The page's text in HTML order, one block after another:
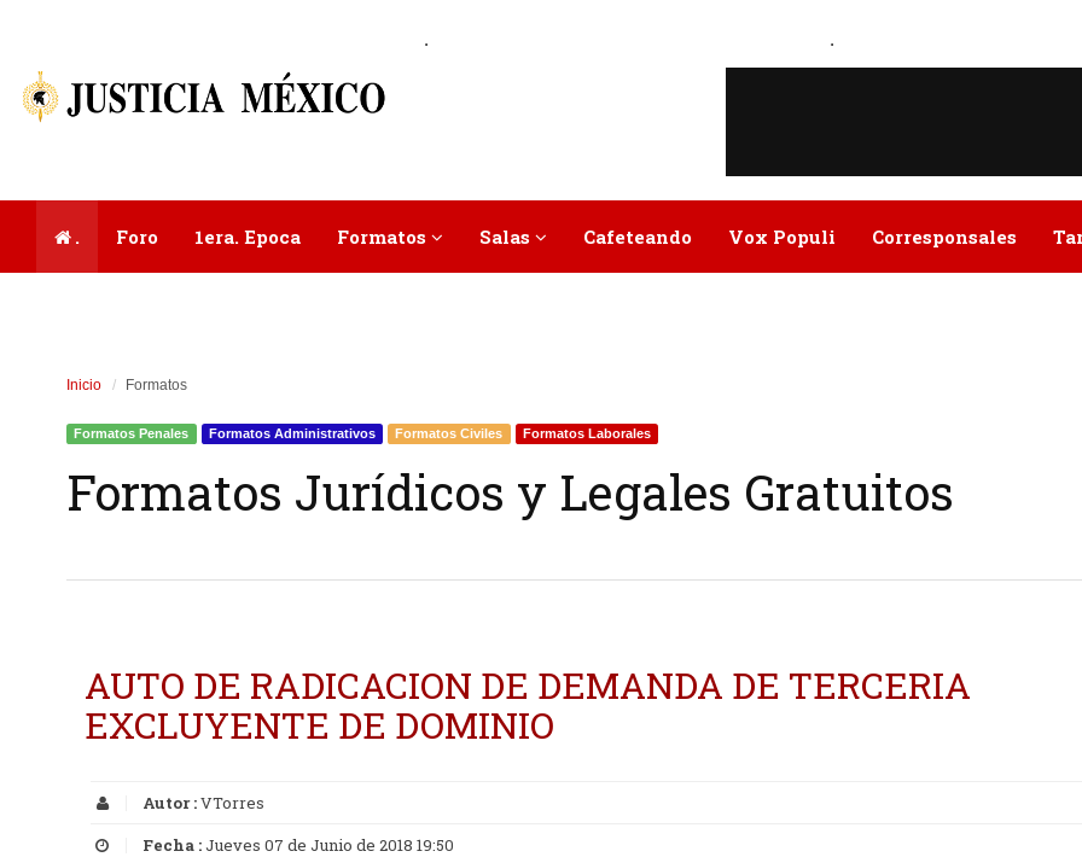
. .
. Foro 1era. Epoca Formatos Salas Cafeteando Vox Populi Corresponsales
Inicio Formatos
Formatos Penales Formatos Administrativos Formatos Civiles Formatos Laborales
Formatos Jurídicos y Legales Gratuitos
AUTO DE RADICACION DE DEMANDA DE TERCERIA
EXCLUYENTE DE DOMINIO
Autor :VTorres
Fecha :Jueves 07 de Junio de 2018 19:50